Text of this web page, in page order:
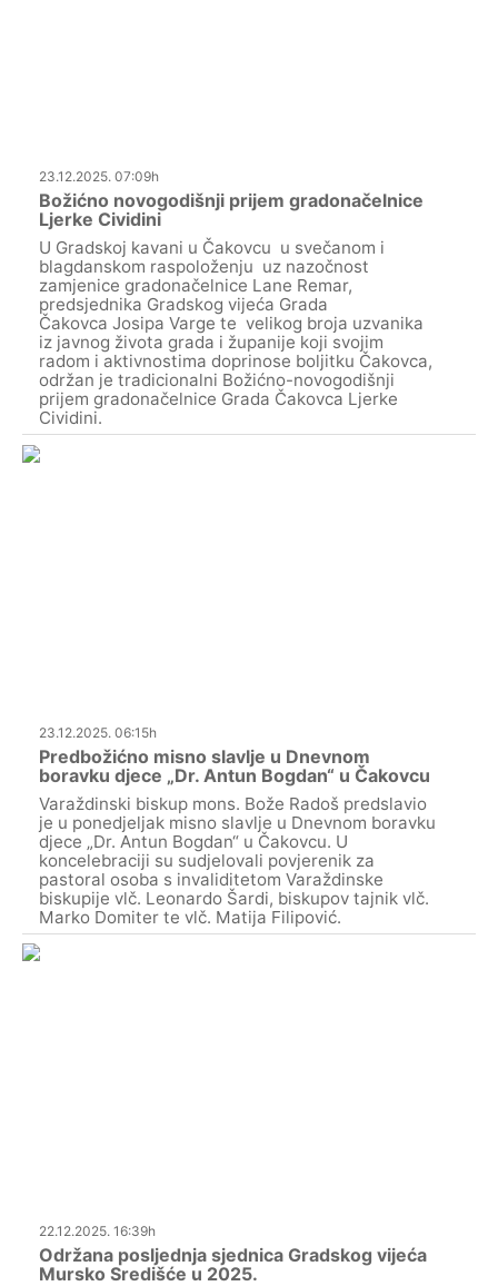
23.12.2025. 07:09h
Božićno novogodišnji prijem gradonačelnice
Ljerke Cividini
U Gradskoj kavani u Čakovcu u svečanom i
blagdanskom raspoloženju uz nazočnost
zamjenice gradonačelnice Lane Remar,
predsjednika Gradskog vijeća Grada
Čakovca Josipa Varge te velikog broja uzvanika
iz javnog života grada i županije koji svojim
radom i aktivnostima doprinose boljitku Čakovca,
održan je tradicionalni Božićno-novogodišnji
prijem gradonačelnice Grada Čakovca Ljerke
Cividini.
23.12.2025. 06:15h
Predbožićno misno slavlje u Dnevnom
boravku djece „Dr. Antun Bogdan“ u Čakovcu
Varaždinski biskup mons. Bože Radoš predslavio
je u ponedjeljak misno slavlje u Dnevnom boravku
djece „Dr. Antun Bogdan“ u Čakovcu. U
koncelebraciji su sudjelovali povjerenik za
pastoral osoba s invaliditetom Varaždinske
biskupije vlč. Leonardo Šardi, biskupov tajnik vlč.
Marko Domiter te vlč. Matija Filipović.
22.12.2025. 16:39h
Održana posljednja sjednica Gradskog vijeća
Mursko Središće u 2025.